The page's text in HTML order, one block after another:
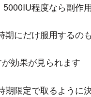
程度なら副作
期にだけ服用するの
効果が見られます
限定で取るように